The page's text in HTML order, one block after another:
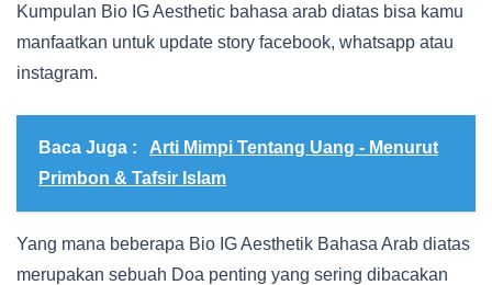
Kumpulan Bio IG Aesthetic bahasa arab diatas bisa kamu
manfaatkan untuk update story facebook, whatsapp atau
instagram.
Baca Juga :
Arti Mimpi Tentang Uang - Menurut
Primbon & Tafsir Islam
Yang mana beberapa Bio IG Aesthetik Bahasa Arab diatas
merupakan sebuah Doa penting yang sering dibacakan